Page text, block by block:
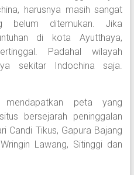
harusnya masih sangat
belum ditemukan. Jika
di kota Ayutthaya,
Padahal wilayah
sekitar Indochina saja.
peta yang
bersejarah peninggalan
Candi Tikus, Gapura Bajang
Lawang, Sitinggi dan